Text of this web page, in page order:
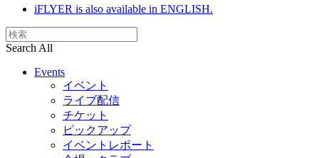
iFLYER is also available in ENGLISH.
Search All
Events
イベント
ライブ配信
チケット
ピックアップ
イベントレポート